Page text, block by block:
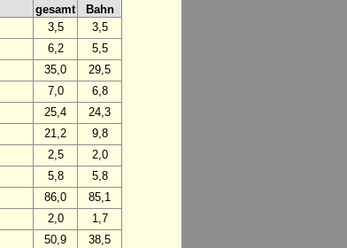
gesamt
Bahn
3,5
3,5
6,2
5,5
35,0
29,5
7,0
6,8
25,4
24,3
21,2
9,8
2,5
2,0
5,8
5,8
86,0
85,1
2,0
1,7
50,9
38,5